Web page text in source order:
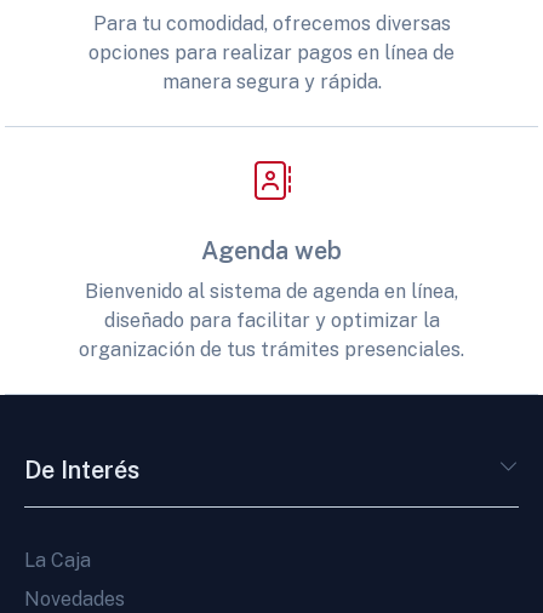
Para tu comodidad, ofrecemos diversas
opciones para realizar pagos en línea de
manera segura y rápida.
Agenda web
Bienvenido al sistema de agenda en línea,
diseñado para facilitar y optimizar la
organización de tus trámites presenciales.
De Interés
La Caja
Novedades